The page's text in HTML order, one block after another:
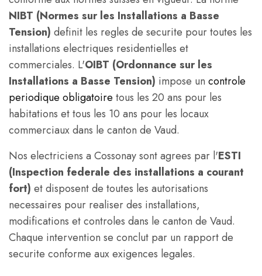
NIBT (Normes sur les Installations a Basse
Tension) definit les regles de securite pour toutes les
installations electriques residentielles et
commerciales. L'OIBT (Ordonnance sur les
Installations a Basse Tension) impose un controle
periodique obligatoire tous les 20 ans pour les
habitations et tous les 10 ans pour les locaux
commerciaux dans le canton de Vaud.
Nos electriciens a Cossonay sont agrees par l'ESTI
(Inspection federale des installations a courant
fort) et disposent de toutes les autorisations
necessaires pour realiser des installations,
modifications et controles dans le canton de Vaud.
Chaque intervention se conclut par un rapport de
securite conforme aux exigences legales.